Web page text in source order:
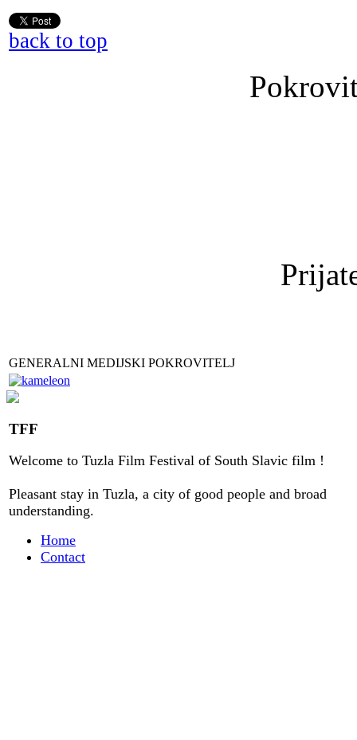
back to top
GENERALNI MEDIJSKI POKROVITELJ
TFF
Welcome to Tuzla Film Festival of South Slavic film !
Pleasant stay in Tuzla, a city of good people and broad
understanding.
Home
Contact